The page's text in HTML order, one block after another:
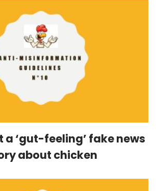
a ‘gut-feeling’ fake news
about chicken